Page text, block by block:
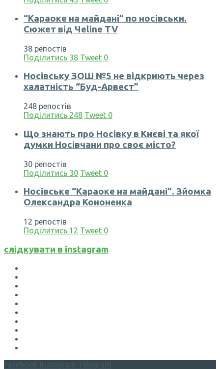
“Караоке на майдані” по носівськи.
Сюжет від Чеline TV
38 репостів
Поділитись 38 Tweet 0
Носівську ЗОШ №5 не відкриють через
халатність “Буд-Арвест”
248 репостів
Поділитись 248 Tweet 0
Що знають про Носівку в Києві та якої
думки Носівчани про своє місто?
30 репостів
Поділитись 30 Tweet 0
Носівське “Караоке на майдані”. Зйомка
Олександра Кононенка
12 репостів
Поділитись 12 Tweet 0
слідкувати в instagram